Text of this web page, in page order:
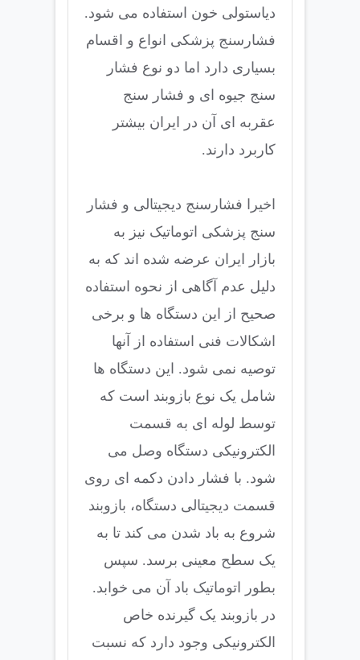
دیاستولی خون استفاده می شود.
فشارسنج پزشکی انواع و اقسام
بسیاری دارد اما دو نوع فشار
سنج جیوه ای و فشار سنج
عقربه ای آن در ایران بیشتر
کاربرد دارند.
اخیرا فشارسنج دیجیتالی و فشار
سنج پزشکی اتوماتیک نیز به
بازار ایران عرضه شده اند که به
دلیل عدم آگاهی از نحوه استفاده
صحیح از این دستگاه ها و برخی
اشکالات فنی استفاده از آنها
توصیه نمی شود. این دستگاه ها
شامل یک نوع بازوبند است که
توسط لوله ای به قسمت
الکترونیکی دستگاه وصل می
شود. با فشار دادن دکمه ای روی
قسمت دیجیتالی دستگاه، بازوبند
شروع به باد شدن می کند تا به
یک سطح معینی برسد. سپس
بطور اتوماتیک باد آن می خوابد.
در بازوبند یک گیرنده خاص
الکترونیکی وجود دارد که نسبت